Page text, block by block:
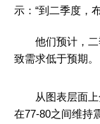
示：“到二季度，
他们预计，二
致需求低于预期。
从图表层面上
在77-80之间维持